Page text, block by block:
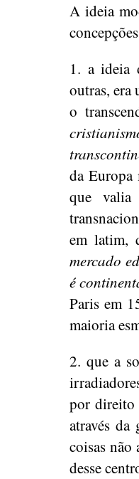
A ideia
1. a ideia
outras, era
o
da Europa
que valia
em latim,
mercado
é
Paris em
maioria
2. que a
por direito
através da
coisas não
desse